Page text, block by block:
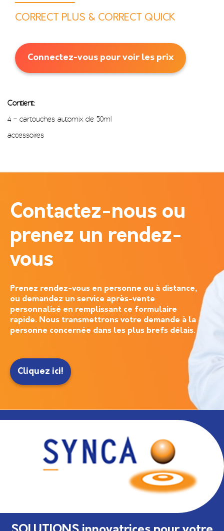
CORRECT PLUS & CORRECT QUICK
Connectez-vous pour voir les prix
Contient:
4 – cartouches automix de 50ml
accessoires
Contactez-nous ou
prenez un rendez-
vous
Prenez rendez-vous en personne ou à distance,
ou demandez un service après-vente
personnalisé en remplissant ce formulaire
rapide. Nous transmettrons votre demande à la
personne concernée dans les plus brefs délais.
Cliquez ici!